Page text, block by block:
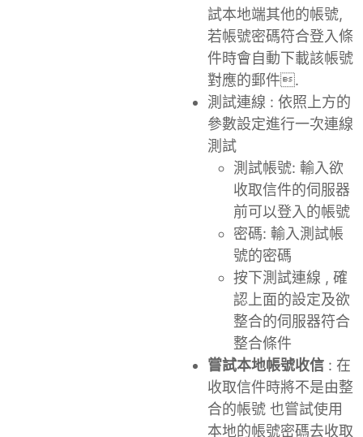
試本地端其他的帳號,
若帳號密碼符合登入條
件時會自動下載該帳號
對應的郵件.
測試連線 : 依照上方的
參數設定進行一次連線
測試
測試帳號: 輸入欲
收取信件的伺服器
前可以登入的帳號
密碼: 輸入測試帳
號的密碼
按下測試連線 , 確
認上面的設定及欲
整合的伺服器符合
整合條件
嘗試本地帳號收信 : 在
收取信件時將不是由整
合的帳號 也嘗試使用
本地的帳號密碼去收取